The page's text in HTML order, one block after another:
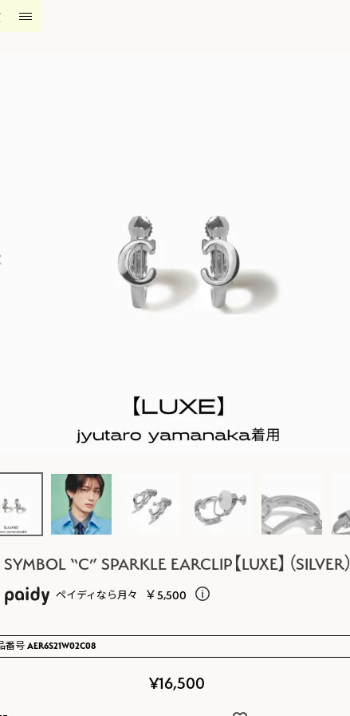
SYMBOL “C” SPARKLE EARCLIP【LUXE】（SILVER）
ペイディなら月々 ￥5,500
番号 AER6S21W02C08
¥16,500